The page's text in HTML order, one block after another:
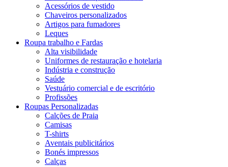
Acessórios de vestido
Chaveiros personalizados
Artigos para fumadores
Leques
Roupa trabalho e Fardas
Alta visibilidade
Uniformes de restauração e hotelaria
Indústria e construção
Saúde
Vestuário comercial e de escritório
Profissões
Roupas Personalizadas
Calções de Praia
Camisas
T-shirts
Aventais publicitários
Bonés impressos
Calças